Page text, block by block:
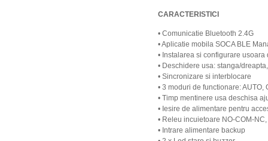
CARACTERISTICI
• Comunicatie Bluetooth 2.4G
• Aplicatie mobila SOCA BLE
• Instalarea si configurare usoara
• Deschidere usa: stanga/
• Sincronizare si interblocare
• 3 moduri de functionare: AUTO,
• Timp mentinere usa deschisa
• Iesire de alimentare pentru
• Releu incuietoare NO-COM-
• Intrare alimentare backup